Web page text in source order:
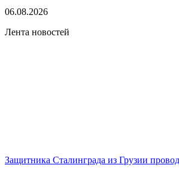
06.08.2026
Лента новостей
Защитника Сталинграда из Грузии